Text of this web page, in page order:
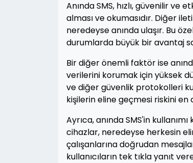
Anında SMS, hızlı, güvenilir ve
alması ve okumasıdır. Diğer
neredeyse anında ulaşır. Bu
durumlarda büyük bir avantaj
Bir diğer önemli faktör ise
verilerini korumak için yüksek
ve diğer güvenlik protokolleri
kişilerin eline geçmesi riskini en
Ayrıca, anında SMS'in
cihazlar, neredeyse herkesin
çalışanlarına doğrudan
kullanıcıların tek tıkla yanıt